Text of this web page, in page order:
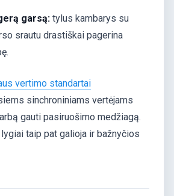
garsą: tylus kambarys su
srautu drastiškai pagerina
vertimo standartai
sinchroniniams vertėjams
gauti pasiruošimo medžiagą.
taip pat galioja ir bažnyčios